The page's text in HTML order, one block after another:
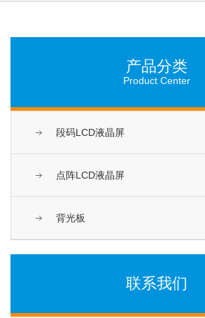
产品分类
Product Center
段码LCD液晶屏
点阵LCD液晶屏
背光板
联系我们